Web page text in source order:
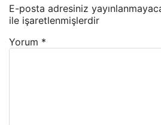
E-posta adresiniz
ile işaretlenmişlerdir
Yorum *